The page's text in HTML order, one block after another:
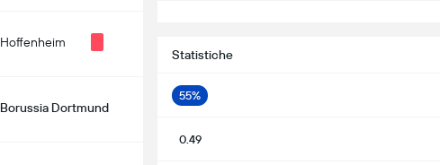
Hoffenheim
Borussia Dortmund
Statistiche
55%
0.49